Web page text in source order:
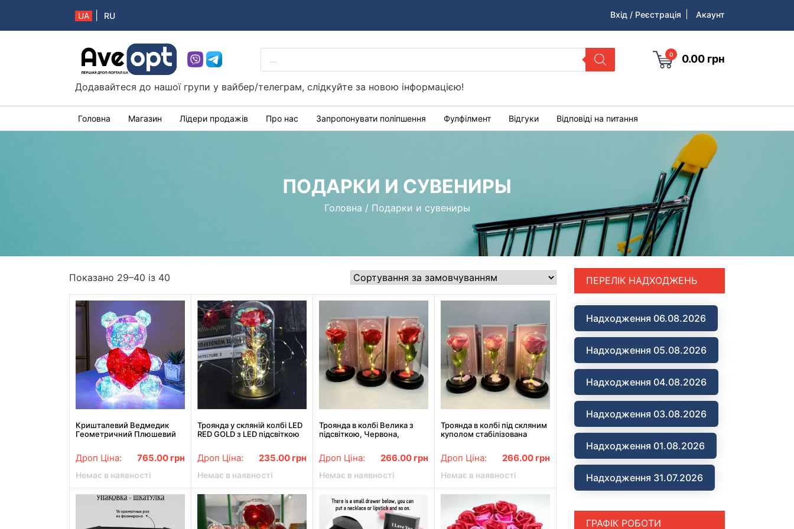
UA RU Вхід / Реєстрація Акаунт
Aveopt – оптова дропшипінг платформа в Україні
PRODUCTS
SEARCH
0 0.00 грн
Додавайтеся до нашої групи у вайбер/телеграм, слідкуйте за новою інформацією!
Головна Магазин Лідери продажів Про нас Запропонувати поліпшення Фулфілмент Відгуки Відповіді на питання
ПОДАРКИ И СУВЕНИРЫ
Головна / Подарки и сувениры
Показано 29–40 із 40
Кришталевий Ведмедик
Геометричний Плюшевий
Дроп Ціна: 765.00 грн
Немає в наявності
Троянда у скляній колбі LED
RED GOLD з LED підсвіткою
Дроп Ціна: 235.00 грн
Немає в наявності
Троянда в колбі Велика з
підсвіткою, Червона,
Дроп Ціна: 266.00 грн
Немає в наявності
Троянда в колбі під скляним
куполом стабілізована
Дроп Ціна: 266.00 грн
Немає в наявності
ПЕРЕЛІК НАДХОДЖЕНЬ
Надходження 06.08.2026
Надходження 05.08.2026
Надходження 04.08.2026
Надходження 03.08.2026
Надходження 01.08.2026
Надходження 31.07.2026
ГРАФІК РОБОТИ